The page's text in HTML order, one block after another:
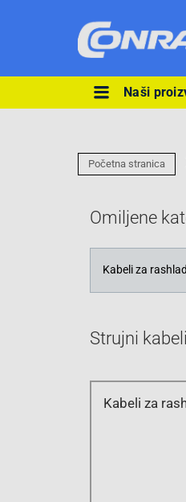
Ova
Naši
Početna stranica
Omiljene
Strujni kabeli
Kabeli za